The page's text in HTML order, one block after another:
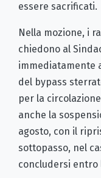
essere sacrificati.
Nella mozione, i
chiedono al
immediatamente
del bypass
per la
anche la
agosto, con il
sottopasso, nel
concludersi entro